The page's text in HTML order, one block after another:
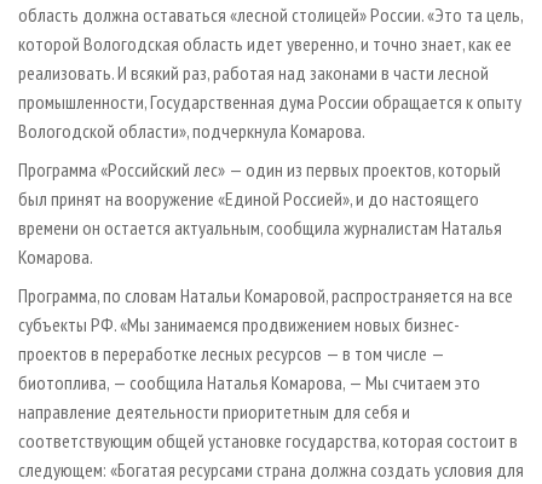
область должна оставаться «лесной столицей» России. «Это та цель,
которой Вологодская область идет уверенно, и точно знает, как ее
реализовать. И всякий раз, работая над законами в части лесной
промышленности, Государственная дума России обращается к опыту
Вологодской области», подчеркнула Комарова.
Программа «Российский лес» — один из первых проектов, который
был принят на вооружение «Единой Россией», и до настоящего
времени он остается актуальным, сообщила журналистам Наталья
Комарова.
Программа, по словам Натальи Комаровой, распространяется на все
субъекты РФ. «Мы занимаемся продвижением новых бизнес-
проектов в переработке лесных ресурсов — в том числе —
биотоплива, — сообщила Наталья Комарова, — Мы считаем это
направление деятельности приоритетным для себя и
соответствующим общей установке государства, которая состоит в
следующем: «Богатая ресурсами страна должна создать условия для